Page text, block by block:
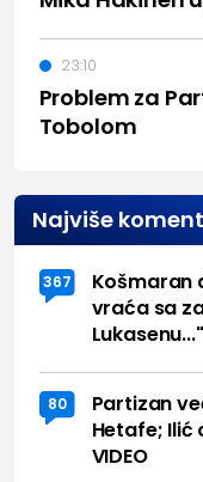
Problem za
Tobolom
23:10
Najviše
367
Košmaran
vraća sa
80
Partizan
Hetafe; Ilić
VIDEO